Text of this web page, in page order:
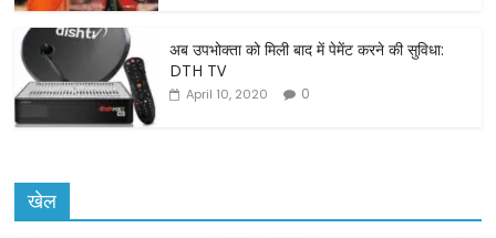
अब उपभोक्ता को मिली बाद में पेमेंट करने की सुविधा:
DTH TV
April 10, 2020 0
खेल